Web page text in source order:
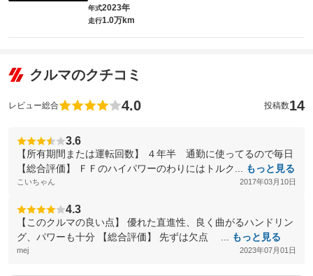
年式2023年
走行1.0万km
クルマのクチコミ
レビュー総合 4.0 投稿数14
3.6
【所有期間または運転回数】 ４年半 通勤に使ってるので毎日
【総合評価】 ＦＦのハイパワーのわりにはトルク...
もっと見る
こいちゃん 2017年03月10日
4.3
【このクルマの良い点】 優れた直進性、良く曲がるハンドリン
グ、パワーも十分 【総合評価】 先ずは欠点 ...
もっと見る
mej 2023年07月01日